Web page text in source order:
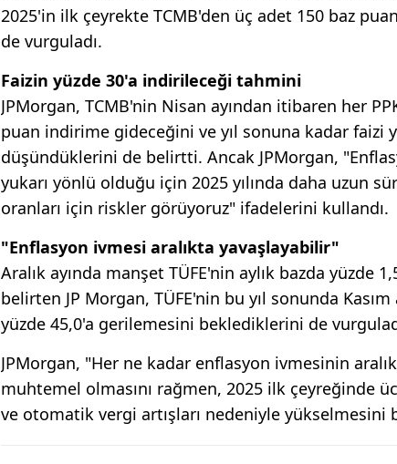
2025'in ilk çeyrekte TCMB'den üç adet 150 baz
de vurguladı.
Faizin yüzde 30'a indirileceği tahmini
JPMorgan, TCMB'nin Nisan ayından itibaren her
puan indirime gideceğini ve yıl sonuna kadar faizi
düşündüklerini de belirtti. Ancak JPMorgan,
yukarı yönlü olduğu için 2025 yılında daha uzun
oranları için riskler görüyoruz" ifadelerini kullandı.
"Enflasyon ivmesi aralıkta yavaşlayabilir"
Aralık ayında manşet TÜFE'nin aylık bazda yüzde
belirten JP Morgan, TÜFE'nin bu yıl sonunda
yüzde 45,0'a gerilemesini beklediklerini de
JPMorgan, "Her ne kadar enflasyon ivmesinin aralık
muhtemel olmasını rağmen, 2025 ilk çeyreğinde
ve otomatik vergi artışları nedeniyle yükselmesini